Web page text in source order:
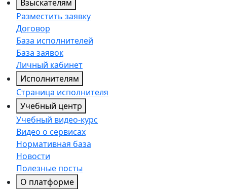
Взыскателям
Разместить заявку
Договор
База исполнителей
База заявок
Личный кабинет
Исполнителям
Страница исполнителя
Учебный центр
Учебный видео-курс
Видео о сервисах
Нормативная база
Новости
Полезные посты
О платформе